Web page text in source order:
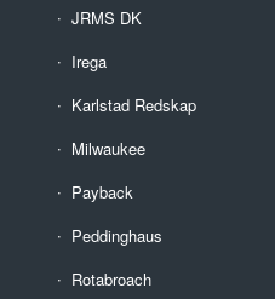
JRMS DK
Irega
Karlstad Redskap
Milwaukee
Payback
Peddinghaus
Rotabroach